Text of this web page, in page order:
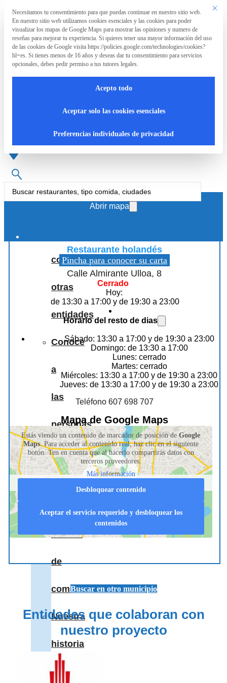
Saltar al contenido principal Saltar al pie de página
La
Asociación
La
accesibles
con
otras
entidades
Conoce
a
las
personas
que
nos
Medios
de
comunicación
Nuestra
historia
NaviLens
RpT>
Search
...
Abrir mapa
Restaurante holandés
Pincha para conocer su carta
Calle Almirante Ulloa, 8
Cerrado
Hoy:
de 13:30 a 17:00 y de 19:30 a 23:00
Horario del resto de dias
Sábado: 13:30 a 17:00 y de 19:30 a 23:00
Domingo: de 13:30 a 17:00
Lunes: cerrado
Martes: cerrado
Miércoles: 13:30 a 17:00 y de 19:30 a 23:00
Jueves: de 13:30 a 17:00 y de 19:30 a 23:00
Teléfono 607 698 707
Mapa de Google Maps
Estás viendo un contenido de marcador de posición deGoogle
Maps. Para acceder al contenido real, haz clic en el siguiente
botón. Ten en cuenta que al hacerlo compartirás datos con
terceros proveedores.
Más información
Desbloquear contenido
Aceptar el servicio requerido y desbloquear los
contenidos
Buscar en otro municipio
Entidades que colaboran con
nuestro proyecto
Este
Preferencia de privacidad
Necesitamos tu consentimiento para que puedas continuar en nuestro sitio web.
En nuestro sitio web utilizamos cookies esenciales y las cookies para poder
visualizar los mapas de Google Maps para mostrar las opiniones y numero de
reseñas para mejorar tu experiencia. Si quieres tener una mayor información del uso
de las cookies de Google visita https://policies.google.com/technologies/cookies?
hl=es. Si tienes menos de 16 años y deseas dar tu consentimiento para servicios
opcionales, debes pedir permiso a tus tutores legales.
Acepto todo
Aceptar solo las cookies esenciales
Preferencias individuales de privacidad